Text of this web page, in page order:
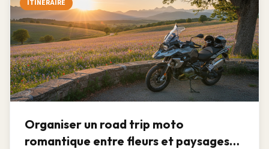
ITINERAIRE
Organiser un road trip moto
romantique entre fleurs et paysages